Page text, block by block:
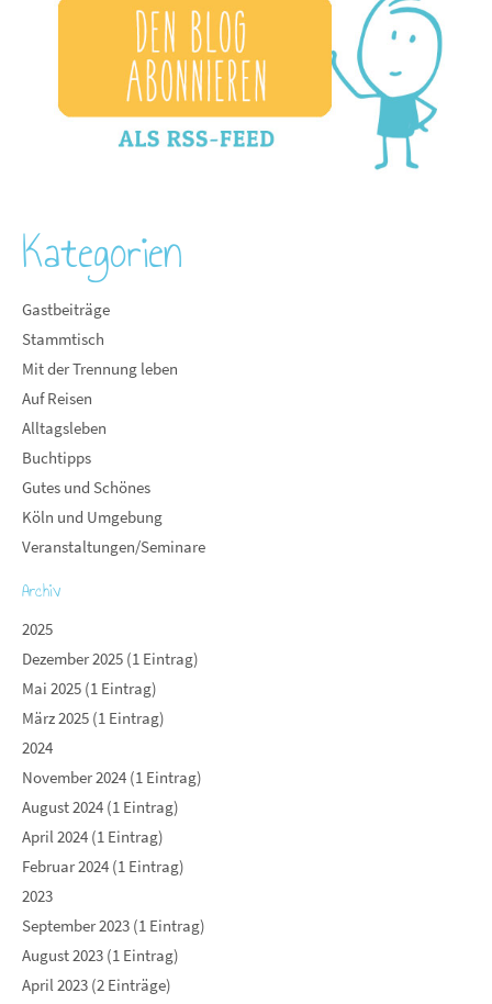
Kategorien
Gastbeiträge
Stammtisch
Mit der Trennung leben
Auf Reisen
Alltagsleben
Buchtipps
Gutes und Schönes
Köln und Umgebung
Veranstaltungen/Seminare
Archiv
2025
Dezember 2025 (1 Eintrag)
Mai 2025 (1 Eintrag)
März 2025 (1 Eintrag)
2024
November 2024 (1 Eintrag)
August 2024 (1 Eintrag)
April 2024 (1 Eintrag)
Februar 2024 (1 Eintrag)
2023
September 2023 (1 Eintrag)
August 2023 (1 Eintrag)
April 2023 (2 Einträge)